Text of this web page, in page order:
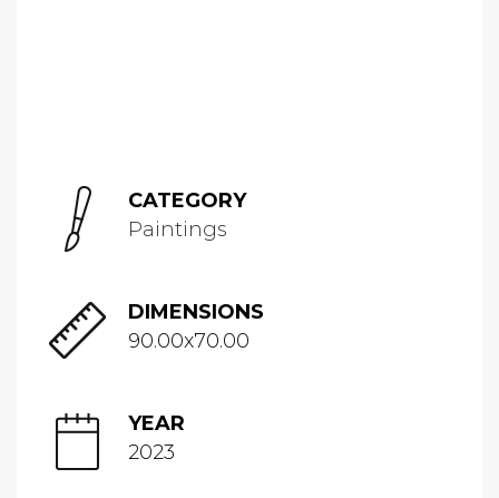
CATEGORY
Paintings
DIMENSIONS
90.00x70.00
YEAR
2023